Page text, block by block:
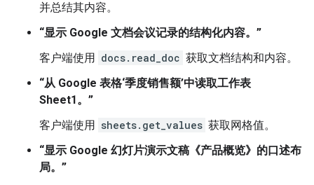
并总结其内容。
“显示 Google 文档会议记录的结构化内容。”
客户端使用 docs.read_doc 获取文档结构和内容。
“从 Google 表格‘季度销售额’中读取工作表
Sheet1。”
客户端使用 sheets.get_values 获取网格值。
“显示 Google 幻灯片演示文稿《产品概览》的口述布
局。”